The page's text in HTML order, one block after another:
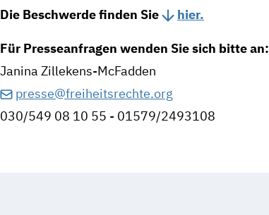
Die Beschwerde finden Sie hier.
Für Presseanfragen wenden Sie sich bitte an:
Janina Zillekens-McFadden
presse@freiheitsrechte.org
030/549 08 10 55 - 01579/2493108